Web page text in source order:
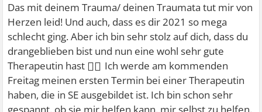
Das mit deinem Trauma/ deinen Traumata tut mir von
Herzen leid! Und auch, dass es dir 2021 so mega
schlecht ging. Aber ich bin sehr stolz auf dich, dass du
drangeblieben bist und nun eine wohl sehr gute
Therapeutin hast 👍🏻 Ich werde am kommenden
Freitag meinen ersten Termin bei einer Therapeutin
haben, die in SE ausgebildet ist. Ich bin schon sehr